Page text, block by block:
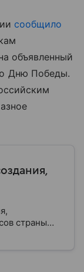
сообщило
объявленный
Дню Победы.
страны